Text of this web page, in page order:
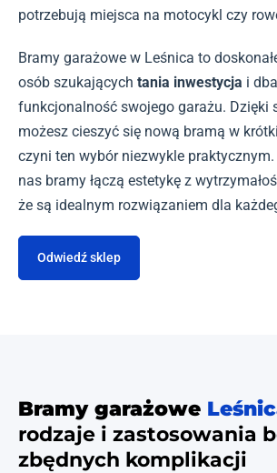
potrzebują miejsca na motocykl czy
Bramy garażowe w Leśnica to
osób szukających tania inwestycja i
funkcjonalność swojego garażu. Dzięki
możesz cieszyć się nową bramą w
czyni ten wybór niezwykle
nas bramy łączą estetykę z
że są idealnym rozwiązaniem dla
Odwiedź sklep
Bramy garażowe
rodzaje i zastosowania
zbędnych komplikacji